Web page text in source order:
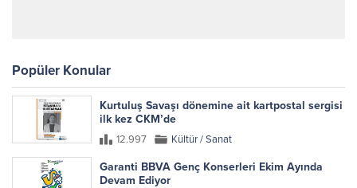
Popüler Konular
Kurtuluş Savaşı dönemine ait kartpostal sergisi
ilk kez CKM’de
12.997 Kültür / Sanat
Garanti BBVA Genç Konserleri Ekim Ayında
Devam Ediyor